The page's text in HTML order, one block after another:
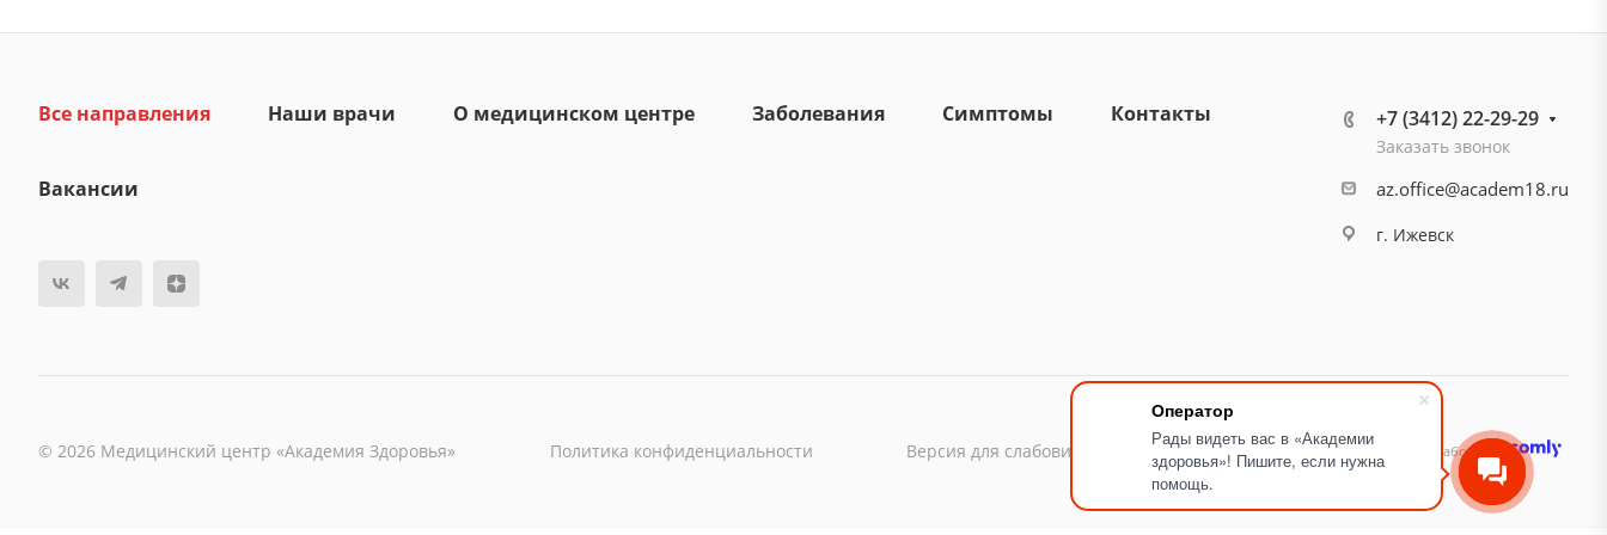
Оператор
Рады видеть вас в «Академии
здоровья»! Пишите, если нужна
помощь.
Все направления Наши врачи О медицинском центре Заболевания Симптомы Контакты
Вакансии
+7 (3412) 22-29-29
Заказать звонок
az.office@academ18.ru
г. Ижевск
© 2026 Медицинский центр «Академия Здоровья» Политика конфиденциальности Версия для слабовидящих Карта сайта Разработано